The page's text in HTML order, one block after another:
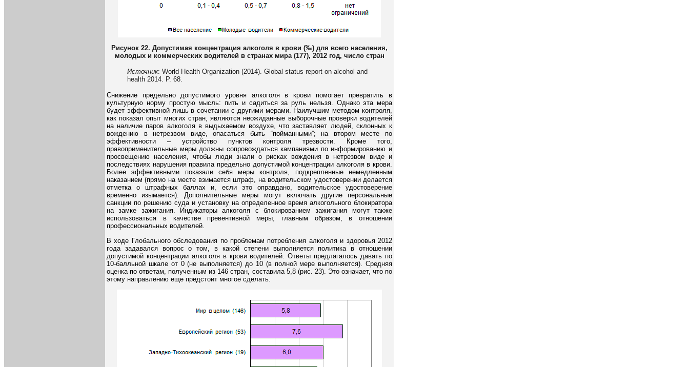
Рисунок 22. Допустимая концентрация алкоголя в крови (‰) для всего населения,
молодых и коммерческих водителей в странах мира (177), 2012 год, число стран
Источник: World Health Organization (2014). Global status report on alcohol and
health 2014. P. 68.
Снижение предельно допустимого уровня алкоголя в крови помогает превратить в
культурную норму простую мысль: пить и садиться за руль нельзя. Однако эта мера
будет эффективной лишь в сочетании с другими мерами. Наилучшим методом контроля,
как показал опыт многих стран, являются неожиданные выборочные проверки водителей
на наличие паров алкоголя в выдыхаемом воздухе, что заставляет людей, склонных к
вождению в нетрезвом виде, опасаться быть “пойманными”; на втором месте по
эффективности – устройство пунктов контроля трезвости. Кроме того,
правоприменительные меры должны сопровождаться кампаниями по информированию и
просвещению населения, чтобы люди знали о рисках вождения в нетрезвом виде и
последствиях нарушения правила предельно допустимой концентрации алкоголя в крови.
Более эффективными показали себя меры контроля, подкрепленные немедленным
наказанием (прямо на месте взимается штраф, на водительском удостоверении делается
отметка о штрафных баллах и, если это оправдано, водительское удостоверение
временно изымается). Дополнительные меры могут включать другие персональные
санкции по решению суда и установку на определенное время алкогольного блокиратора
на замке зажигания. Индикаторы алкоголя с блокированием зажигания могут также
использоваться в качестве превентивной меры, главным образом, в отношении
профессиональных водителей.
В ходе Глобального обследования по проблемам потребления алкоголя и здоровья 2012
года задавался вопрос о том, в какой степени выполняется политика в отношении
допустимой концентрации алкоголя в крови водителей. Ответы предлагалось давать по
10-балльной шкале от 0 (не выполняется) до 10 (в полной мере выполняется). Средняя
оценка по ответам, полученным из 146 стран, составила 5,8 (рис. 23). Это означает, что по
этому направлению еще предстоит многое сделать.